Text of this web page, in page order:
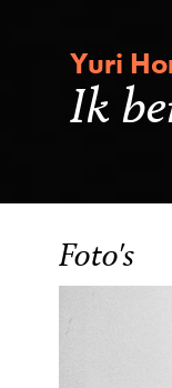
Yuri
Ik
Foto's